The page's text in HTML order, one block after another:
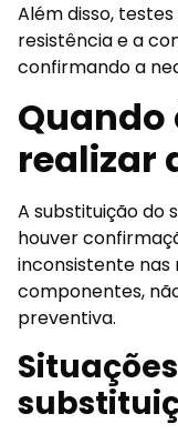
Além disso,
resistência e a
confirmando a
Quando
realizar
A substituição do
houver
inconsistente nas
componentes,
preventiva.